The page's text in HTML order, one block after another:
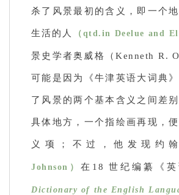
杀了风景最初的含义，即一个
生活的人 （qtd. in Deelue and
景史学者奥威格（Kenneth R.
可能是因为《牛津英语大词典
了风景的两个基本含义之间差
具体地方，一个指绘画再现，
义项； 不过，他发现约
Johnson）在18 世纪编纂《英
Dictionary of the English